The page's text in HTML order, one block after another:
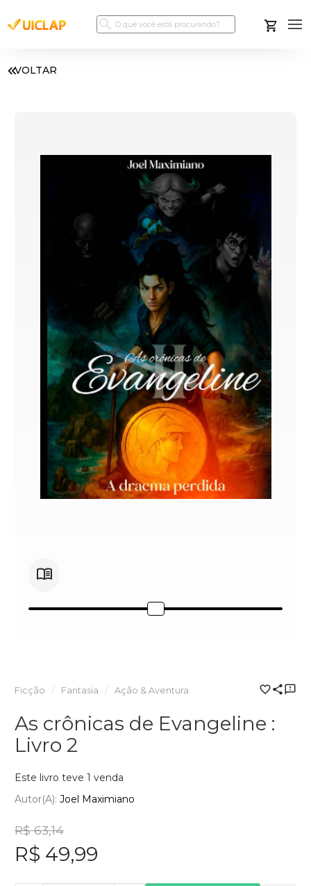
VOLTAR
Ficção Fantasia Ação & Aventura
As crônicas de Evangeline :
Livro 2
Este livro teve 1 venda
Autor(a): Joel Maximiano
R$ 63,14
R$ 49,99